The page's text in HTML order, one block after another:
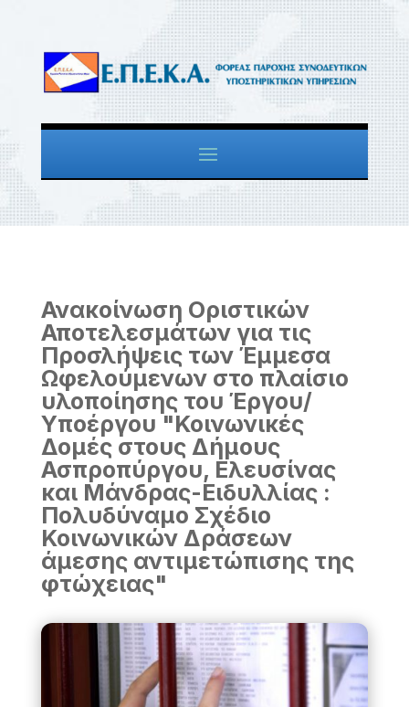
Ανακοίνωση Οριστικών
Αποτελεσμάτων για τις
Προσλήψεις των Έμμεσα
Ωφελούμενων στο πλαίσιο
υλοποίησης του Έργου/
Υποέργου "Κοινωνικές
Δομές στους Δήμους
Ασπροπύργου, Ελευσίνας
και Μάνδρας-Ειδυλλίας :
Πολυδύναμο Σχέδιο
Κοινωνικών Δράσεων
άμεσης αντιμετώπισης της
φτώχειας"